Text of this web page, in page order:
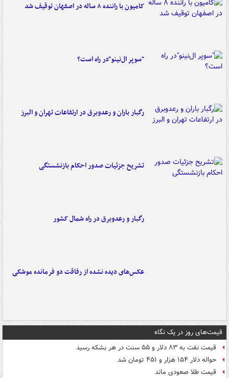
کامیون با راننده ۸ ساله در اصفهان توقیف شد
"سوپر ال‌نینو"در راه است؟
رگبار باران و رعدوبرق در ارتفاعات تهران و البرز
تشریح جزئیات صدور احکام بازنشستگی
رگبار و رعدوبرق در راه شمال کشور
عکس‌های دیده نشده از رفاقت دو فرمانده‌ موشکی
قیمت‌های روز در یک نگاه
قیمت نفت به ۸۳ دلار و ۵۵ سنت در هر بشکه رسید
حواله دلار ۱۵۴ هزار و ۴۵۱ تومان شد
قیمت طلا صعودی ماند